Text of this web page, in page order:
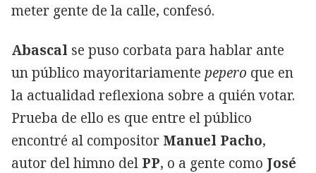
meter gente de la calle, confesó.
Abascal se puso corbata para hablar ante
un público mayoritariamente pepero que en
la actualidad reflexiona sobre a quién votar.
Prueba de ello es que entre el público
encontré al compositor Manuel Pacho,
autor del himno del PP, o a gente como José